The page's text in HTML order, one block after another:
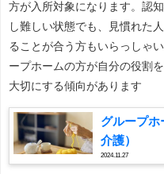
方が入所対象になります。認
し難しい状態でも、見慣れた
ることが合う方もいらっしゃ
ープホームの方が自分の役割
大切にする傾向があります
グループホ
介護）
2024.11.27